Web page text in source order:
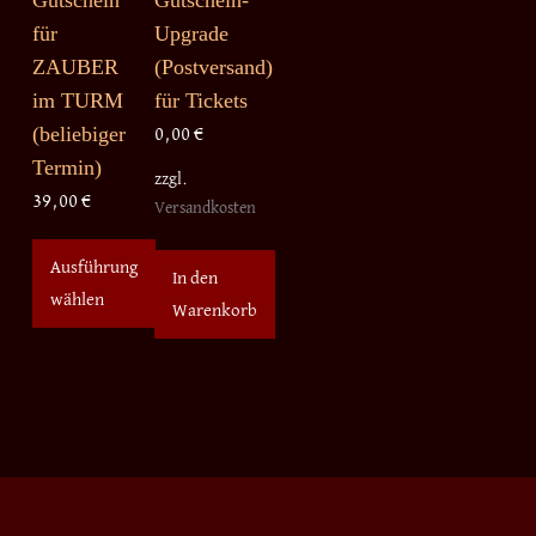
für
ZAUBER
im TURM
(beliebiger
Termin)
39,00€
Ausführung
wählen
Upgrade
(Postversand)
für Tickets
0,00€
zzgl.
Versandkosten
In den
Warenkorb